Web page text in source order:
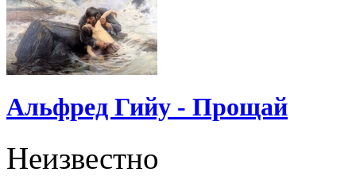
Альфред Гийу - Прощай
Неизвестно